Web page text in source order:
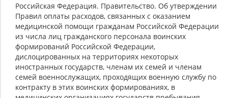
Российская Федерация. Правительство. Об утверждении
Правил оплаты расходов, связанных с оказанием
медицинской помощи гражданам Российской Федерации
из числа лиц гражданского персонала воинских
формирований Российской Федерации,
дислоцированных на территориях некоторых
иностранных государств, членам их семей и членам
семей военнослужащих, проходящих военную службу по
контракту в этих воинских формированиях, в